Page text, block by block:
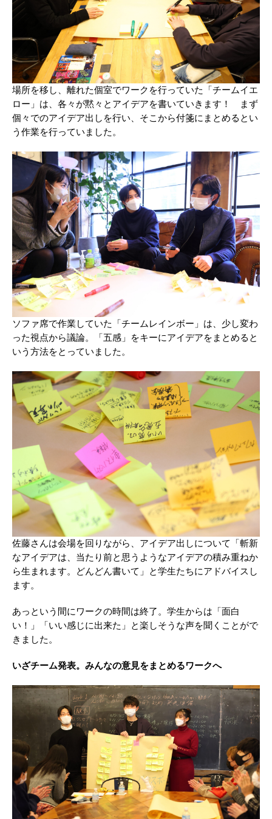
場所を移し、離れた個室でワークを行っていた「チームイエ
ロー」は、各々が黙々とアイデアを書いていきます！ まず
個々でのアイデア出しを行い、そこから付箋にまとめるとい
う作業を行っていました。
ソファ席で作業していた「チームレインボー」は、少し変わ
った視点から議論。「五感」をキーにアイデアをまとめると
いう方法をとっていました。
佐藤さんは会場を回りながら、アイデア出しについて「斬新
なアイデアは、当たり前と思うようなアイデアの積み重ねか
ら生まれます。どんどん書いて」と学生たちにアドバイスし
ます。
あっという間にワークの時間は終了。学生からは「面白
い！」「いい感じに出来た」と楽しそうな声を聞くことがで
きました。
いざチーム発表。みんなの意見をまとめるワークへ